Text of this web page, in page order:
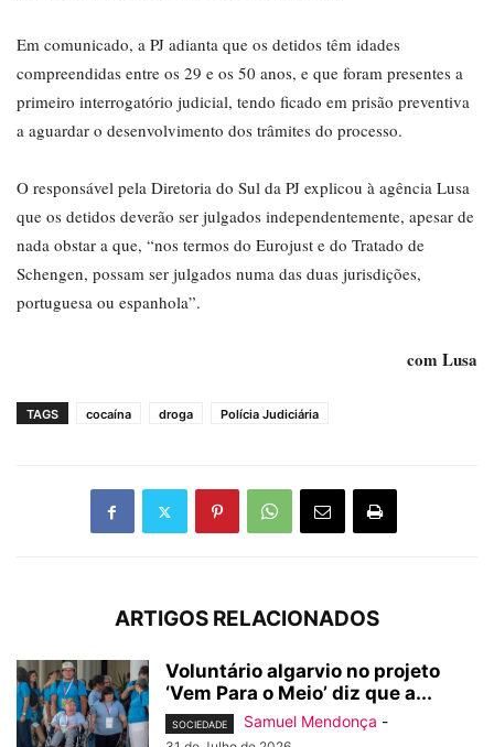
Em comunicado, a PJ adianta que os detidos têm idades
compreendidas entre os 29 e os 50 anos, e que foram presentes a
primeiro interrogatório judicial, tendo ficado em prisão preventiva
a aguardar o desenvolvimento dos trâmites do processo.
O responsável pela Diretoria do Sul da PJ explicou à agência Lusa
que os detidos deverão ser julgados independentemente, apesar de
nada obstar a que, “nos termos do Eurojust e do Tratado de
Schengen, possam ser julgados numa das duas jurisdições,
portuguesa ou espanhola”.
com Lusa
TAGS cocaína droga Polícia Judiciária
ARTIGOS RELACIONADOS
Voluntário algarvio no projeto
‘Vem Para o Meio’ diz que a...
SOCIEDADE Samuel Mendonça -